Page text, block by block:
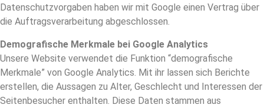
Datenschutzvorgaben haben wir mit Google einen Vertrag über
die Auftragsverarbeitung abgeschlossen.
Demografische Merkmale bei Google Analytics
Unsere Website verwendet die Funktion “demografische
Merkmale” von Google Analytics. Mit ihr lassen sich Berichte
erstellen, die Aussagen zu Alter, Geschlecht und Interessen der
Seitenbesucher enthalten. Diese Daten stammen aus